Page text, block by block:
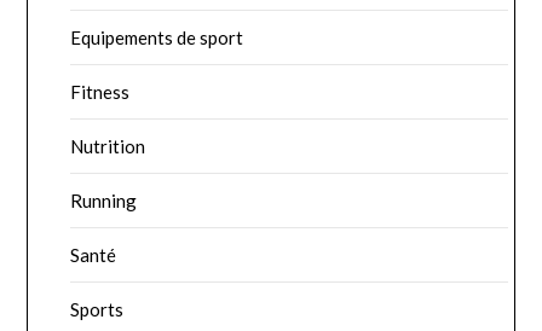
Equipements de sport
Fitness
Nutrition
Running
Santé
Sports